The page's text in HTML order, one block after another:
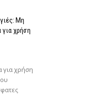
Μη
για χρήση
για χρήση